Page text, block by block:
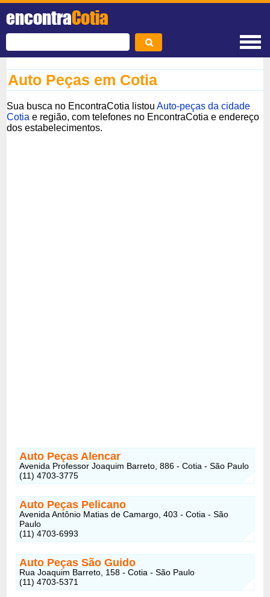
encontraCotia
Auto Peças em Cotia
Sua busca no EncontraCotia listouAuto-peças da cidade
Cotia e região, com telefones no EncontraCotia e endereço
dos estabelecimentos.
Auto Peças Alencar
Avenida Professor Joaquim Barreto, 886 - Cotia - São Paulo
(11) 4703-3775
Auto Peças Pelicano
Avenida Antônio Matias de Camargo, 403 - Cotia - São
Paulo
(11) 4703-6993
Auto Peças São Guido
Rua Joaquim Barreto, 158 - Cotia - São Paulo
(11) 4703-5371